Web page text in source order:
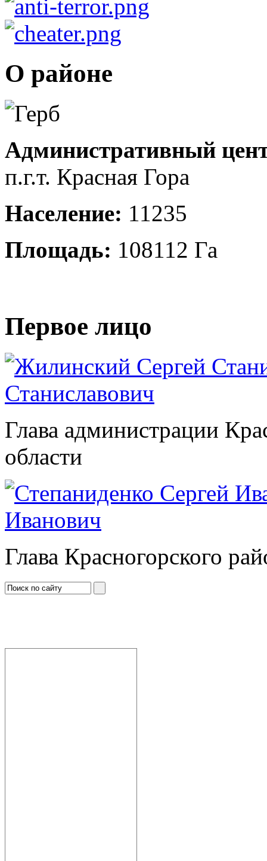
О районе
Административный
п.г.т. Красная Гора
Население: 11235
Площадь: 108112 Га
Первое лицо
Станиславович
Глава администрации
области
Иванович
Глава Красногорского